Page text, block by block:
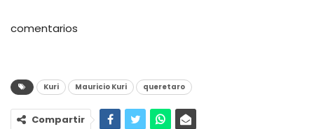
comentarios
Kuri Mauricio Kuri queretaro
Compartir